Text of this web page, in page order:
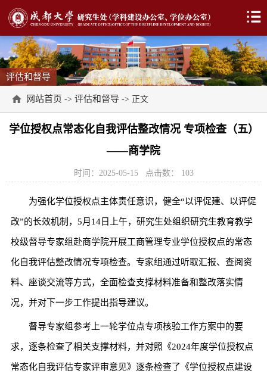
评估和督导
网站首页 -> 评估和督导 -> 正文
学位授权点常态化自我评估整改情况 专项检查（五）
——商学院
时间：2025-05-15 点击数： 103
为强化学位授权点主体责任意识，健全“以评促建、以评促
改”的长效机制，5月14日上午，研究生处组织研究生教育教学
校级督导专家组赴商学院开展工商管理专业学位授权点的常态
化自我评估整改情况专项检查。专家组通过听取汇报、查阅资
料、座谈交流等方式，全面检查支撑材料准备和整改落实情
况，并对下一步工作提出指导建议。
督导专家组参考上一轮学位点专项核验工作方案中的要
求，逐条检查了相关支撑材料，并对照《2024年度学位授权点
常态化自我评估专家评审意见》逐条检查了《学位授权点建设